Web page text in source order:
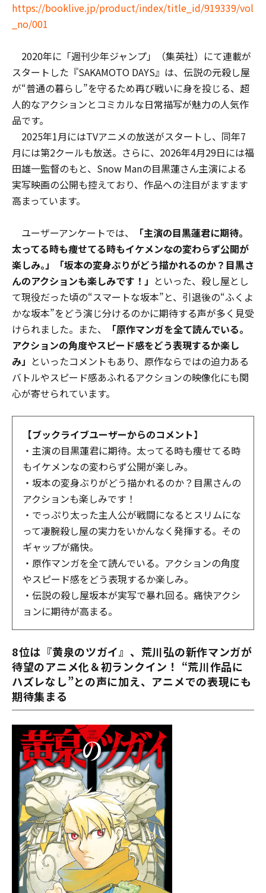
https://booklive.jp/product/index/title_id/919339/vol
_no/001
2020年に「週刊少年ジャンプ」（集英社）にて連載が
スタートした『SAKAMOTO DAYS』は、伝説の元殺し屋
が“普通の暮らし”を守るため再び戦いに身を投じる、超
人的なアクションとコミカルな日常描写が魅力の人気作
品です。
2025年1月にはTVアニメの放送がスタートし、同年7
月には第2クールも放送。さらに、2026年4月29日には福
田雄一監督のもと、Snow Manの目黒蓮さん主演による
実写映画の公開も控えており、作品への注目がますます
高まっています。
ユーザーアンケートでは、
「主演の目黒蓮君に期待。
太ってる時も痩せてる時もイケメンなの変わらず公開が
楽しみ｡」
「坂本の変身ぶりがどう描かれるのか？目黒さ
んのアクションも楽しみです！」 といった、殺し屋とし
て現役だった頃の“スマートな坂本”と、引退後の“ふくよ
かな坂本”をどう演じ分けるのかに期待する声が多く見受
けられました。また、
「原作マンガを全て読んでいる。
アクションの角度やスピード感をどう表現するか楽し
み」 といったコメントもあり、原作ならではの迫力ある
バトルやスピード感あふれるアクションの映像化にも関
心が寄せられています。
【ブックライブユーザーからのコメント】
・主演の目黒蓮君に期待。太ってる時も痩せてる時
もイケメンなの変わらず公開が楽しみ｡
・坂本の変身ぶりがどう描かれるのか？目黒さんの
アクションも楽しみです！
・でっぷり太った主人公が戦闘になるとスリムにな
って凄腕殺し屋の実力をいかんなく発揮する。その
ギャップが痛快。
・原作マンガを全て読んでいる。アクションの角度
やスピード感をどう表現するか楽しみ。
・伝説の殺し屋坂本が実写で暴れ回る。痛快アクシ
ョンに期待が高まる。
8位は『黄泉のツガイ』、荒川弘の新作マンガが
待望のアニメ化＆初ランクイン！ “荒川作品に
ハズレなし”との声に加え、アニメでの表現にも
期待集まる